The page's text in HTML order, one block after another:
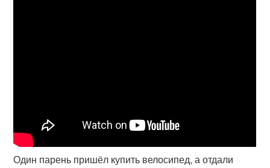
Один парень пришёл купить велосипед, а отдали